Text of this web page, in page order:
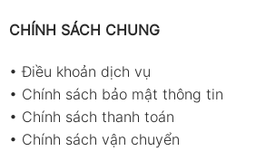
CHÍNH SÁCH CHUNG
•Điều khoản dịch vụ
• Chính sách bảo mật thông tin
• Chính sách thanh toán
• Chính sách vận chuyển